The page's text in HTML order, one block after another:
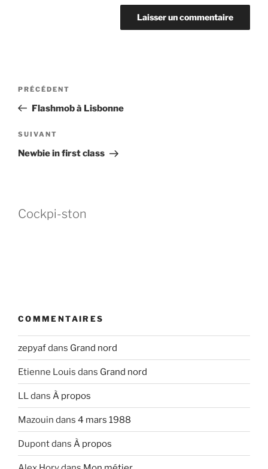
Navigation
l’article
Article
précédent
PRÉCÉDENT
Flashmob à Lisbonne
Article
suivant
SUIVANT
Newbie in first class
Cockpi-ston
COMMENTAIRES
zepyafdans Grand nord
Etienne Louis dans Grand nord
LLdans À propos
Mazouin dans 4 mars 1988
Dupontdans À propos